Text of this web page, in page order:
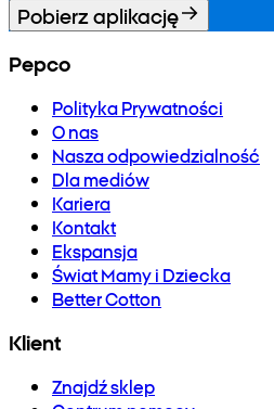
Pobierz aplikację
Pepco
Polityka Prywatności
O nas
Nasza odpowiedzialność
Dla mediów
Kariera
Kontakt
Ekspansja
Świat Mamy i Dziecka
Better Cotton
Klient
Znajdź sklep